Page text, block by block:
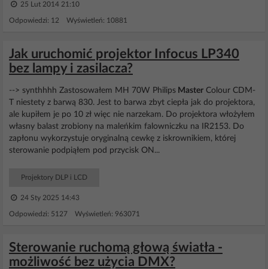
25 Lut 2014 21:10
Odpowiedzi: 12 Wyświetleń: 10881
Jak uruchomić projektor Infocus LP340
bez lampy i zasilacza?
--> synthhhh Zastosowałem MH 70W Philips Master Colour CDM-
T niestety z barwą 830. Jest to barwa zbyt ciepła jak do projektora,
ale kupiłem je po 10 zł więc nie narzekam. Do projektora włożyłem
własny balast zrobiony na maleńkim falowniczku na IR2153. Do
zapłonu wykorzystuje oryginalną cewkę z iskrownikiem, której
sterowanie podpiąłem pod przycisk ON...
Projektory DLP i LCD
24 Sty 2025 14:43
Odpowiedzi: 5127 Wyświetleń: 963071
Sterowanie ruchomą głową światła -
możliwość bez użycia DMX?